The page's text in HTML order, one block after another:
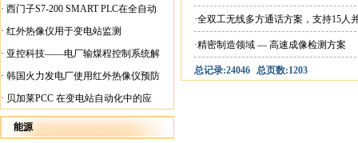
· 西门子S7-200 SMART PLC在全自动
蓄电池短路内阻检测机上的应用
· 红外热像仪用于变电站监测
· 亚控科技——电厂输煤程控制系统解
决方案
· 韩国火力发电厂使用红外热像仪预防
火灾
· 贝加莱PCC 在变电站自动化中的应
用
能源
·全双工无线多方通话方案，支持15人
·精密制造领域 — 高速成像检测方案
总记录:24046 总页数:1203